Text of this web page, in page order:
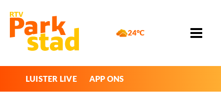
24°C
LUISTER LIVE APP ONS